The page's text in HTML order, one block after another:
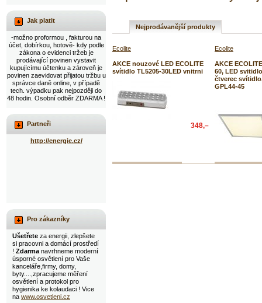
Nejprodávanější produkty
Ecolite
AKCE nouzové LED ECOLITE
svítidlo TL5205-30LED vnitrni
348,–
Ecolite
AKCE
60, LED
čtverec
GPL44-45
Jak platit
-možno proformou , fakturou na
účet, dobírkou, hotově- kdy podle
zákona o evidenci tržeb je
prodávající povinen vystavit
kupujícímu účtenku a zároveň je
povinen zaevidovat přijatou tržbu u
správce daně online, v případě
tech. výpadku pak nejpozději do
48 hodin. Osobní odběr ZDARMA !
Partneři
http://energie.cz/
Pro zákazníky
Ušetřete za energii, zlepšete
si pracovni a domácí prostředí
! Zdarma navrhneme moderní
úsporné osvětlení pro Vaše
kanceláře,firmy, domy,
byty....,zpracujeme měření
osvětlení a protokol pro
hygienika ke kolaudaci ! Vice
na www.osvetleni.cz